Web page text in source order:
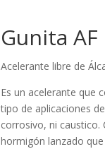
Gunita AF
Acelerante libre de
Es un acelerante que
tipo de aplicaciones
corrosivo, ni caustico.
hormigón lanzado